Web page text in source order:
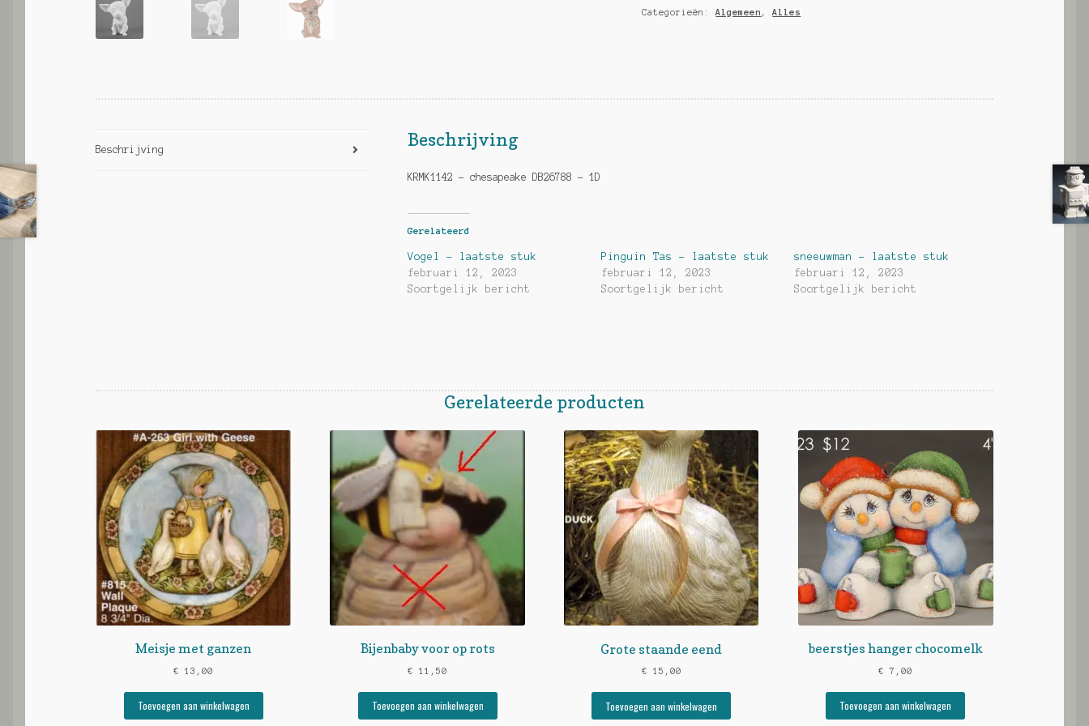
Categorieën:Algemeen ,Alles
Beschrijving Beschrijving
KRMK1142 – chesapeake DB26788 – 1D
Gerelateerd
Vogel – laatste stuk
februari 12, 2023
Soortgelijk bericht
Pinguin Tas – laatste stuk
februari 12, 2023
Soortgelijk bericht
sneeuwman – laatste stuk
februari 12, 2023
Soortgelijk bericht
Gerelateerde producten
Meisje met ganzen
€ 13,00
Toevoegen aan winkelwagen
Bijenbaby voor op rots
€ 11,50
Toevoegen aan winkelwagen
Grote staande eend
€ 15,00
Toevoegen aan winkelwagen
beerstjes hanger chocomelk
€ 7,00
Toevoegen aan winkelwagen